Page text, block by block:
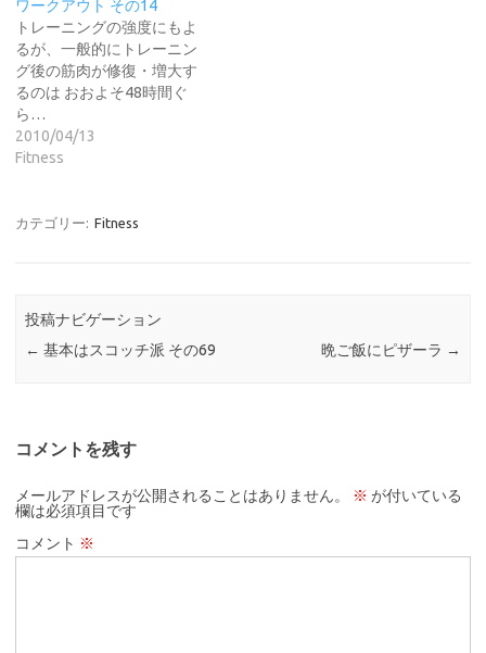
ワークアウト その14
トレーニングの強度にもよ
るが、一般的にトレーニン
グ後の筋肉が修復・増大す
るのは おおよそ48時間ぐ
ら…
2010/04/13
Fitness
カテゴリー: Fitness
投稿ナビゲーション
← 基本はスコッチ派 その69 晩ご飯にピザーラ →
コメントを残す
メールアドレスが公開されることはありません。 ※ が付いている
欄は必須項目です
コメント ※